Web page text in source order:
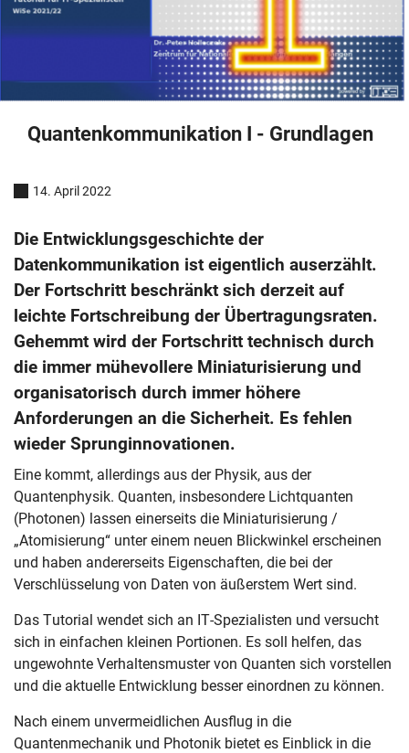
Quantenkommunikation I - Grundlagen
14. April 2022
Die Entwicklungsgeschichte der
Datenkommunikation ist eigentlich auserzählt.
Der Fortschritt beschränkt sich derzeit auf
leichte Fortschreibung der Übertragungsraten.
Gehemmt wird der Fortschritt technisch durch
die immer mühevollere Miniaturisierung und
organisatorisch durch immer höhere
Anforderungen an die Sicherheit. Es fehlen
wieder Sprunginnovationen.
Eine kommt, allerdings aus der Physik, aus der
Quantenphysik. Quanten, insbesondere Lichtquanten
(Photonen) lassen einerseits die Miniaturisierung /
„Atomisierung“ unter einem neuen Blickwinkel erscheinen
und haben andererseits Eigenschaften, die bei der
Verschlüsselung von Daten von äußerstem Wert sind.
Das Tutorial wendet sich an IT-Spezialisten und versucht
sich in einfachen kleinen Portionen. Es soll helfen, das
ungewohnte Verhaltensmuster von Quanten sich vorstellen
und die aktuelle Entwicklung besser einordnen zu können.
Nach einem unvermeidlichen Ausflug in die
Quantenmechanik und Photonik bietet es Einblick in die